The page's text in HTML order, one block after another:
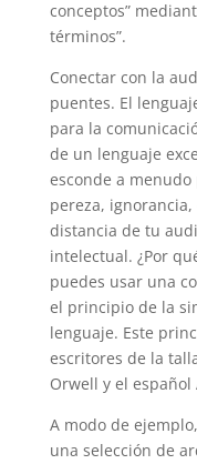
conceptos”
términos”.
Conectar con la
puentes. El
para la
de un lenguaje
esconde a
pereza,
distancia de tu
intelectual. ¿Por
puedes usar una
el principio de la
lenguaje. Este
escritores de la
Orwell y el español
A modo de
una selección de